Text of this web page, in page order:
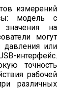
измерений
модель с
на
могут
давления или
интерфейс.
точность
рабочей
различных